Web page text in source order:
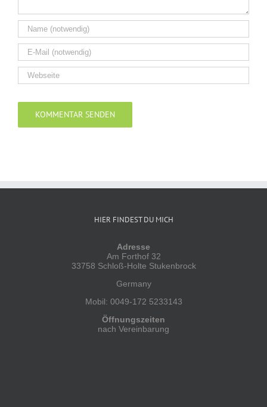
HIER FINDEST DU MICH
Adresse
Am Forthof 32
33758 Schloß-Holte Stukenbrock
Germany
Mobil: 0049-172 5233143
Öffnungszeiten
nach Vereinbarung